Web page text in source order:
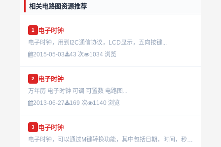
相关电路图资源推荐
1 电子时钟
电子时钟，用到I2C通信协议，LCD显示，五向按键...
2015-05-03
43 次 1034 浏览
2 电子时钟
万年历 电子时钟 可调 可置数 电路图...
2013-06-27
169 次 1140 浏览
3 电子时钟
电子时钟，可以通过M键转换功能，其中包括日期，时间，秒表等功能。...